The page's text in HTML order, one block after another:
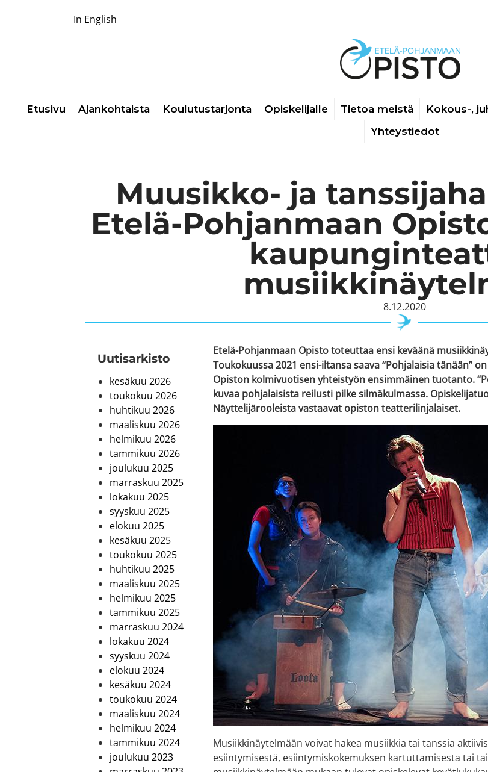
In English
Etusivu Ajankohtaista Koulutustarjonta Opiskelijalle Tietoa meistä Kokous-,
Yhteystiedot
Muusikko- ja
Etelä-Pohjanmaan
8.12.2020
Uutis­arkisto
kesäkuu 2026
toukokuu 2026
huhtikuu 2026
maaliskuu 2026
helmikuu 2026
tammikuu 2026
joulukuu 2025
marraskuu 2025
lokakuu 2025
syyskuu 2025
elokuu 2025
kesäkuu 2025
toukokuu 2025
huhtikuu 2025
maaliskuu 2025
helmikuu 2025
tammikuu 2025
marraskuu 2024
lokakuu 2024
syyskuu 2024
elokuu 2024
kesäkuu 2024
toukokuu 2024
maaliskuu 2024
helmikuu 2024
tammikuu 2024
joulukuu 2023
Etelä-Pohjanmaan Opisto toteuttaa ensi keväänä
Toukokuussa 2021 ensi-iltansa saava “Pohjalaisia tänään”
Opiston kolmivuotisen yhteistyön ensimmäinen tuotanto.
kuvaa pohjalaisista reilusti pilke silmäkulmassa.
Näyttelijärooleista vastaavat opiston teatterilinjalaiset.
Musiikkinäytelmään voivat hakea musiikkia tai tanssia
esiintymisestä, esiintymiskokemuksen kartuttamisesta tai